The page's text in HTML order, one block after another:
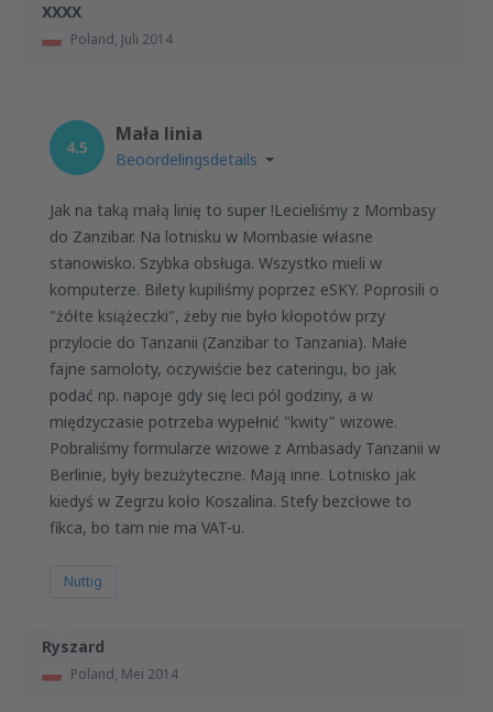
XXXX
Poland, Juli 2014
Ryszard
Poland, Mei 2014
4.5
Mała linia
Beoordelingsdetails
Jak na taką małą linię to super !Lecieliśmy z Mombasy
do Zanzibar. Na lotnisku w Mombasie własne
stanowisko. Szybka obsługa. Wszystko mieli w
komputerze. Bilety kupiliśmy poprzez eSKY. Poprosili o
"żółte książeczki", żeby nie było kłopotów przy
przylocie do Tanzanii (Zanzibar to Tanzania). Małe
fajne samoloty, oczywiście bez cateringu, bo jak
podać np. napoje gdy się leci pól godziny, a w
międzyczasie potrzeba wypełnić "kwity" wizowe.
Pobraliśmy formularze wizowe z Ambasady Tanzanii w
Berlinie, były bezużyteczne. Mają inne. Lotnisko jak
kiedyś w Zegrzu koło Koszalina. Stefy bezcłowe to
fikca, bo tam nie ma VAT-u.
Nuttig